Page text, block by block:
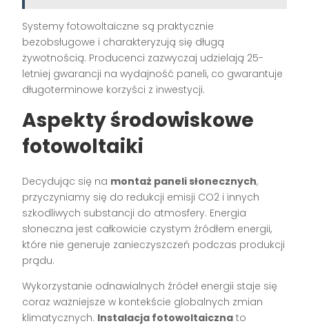
Systemy fotowoltaiczne są praktycznie
bezobsługowe i charakteryzują się długą
żywotnością. Producenci zazwyczaj udzielają 25-
letniej gwarancji na wydajność paneli, co gwarantuje
długoterminowe korzyści z inwestycji.
Aspekty środowiskowe
fotowoltaiki
Decydując się na montaż paneli słonecznych,
przyczyniamy się do redukcji emisji CO2 i innych
szkodliwych substancji do atmosfery. Energia
słoneczna jest całkowicie czystym źródłem energii,
które nie generuje zanieczyszczeń podczas produkcji
prądu.
Wykorzystanie odnawialnych źródeł energii staje się
coraz ważniejsze w kontekście globalnych zmian
klimatycznych. Instalacja fotowoltaiczna to